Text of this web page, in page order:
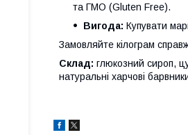
та ГМО (Gluten Free).
Вигода: Купувати
Замовляйте кілограм
Склад: глюкозний сироп,
натуральні харчові